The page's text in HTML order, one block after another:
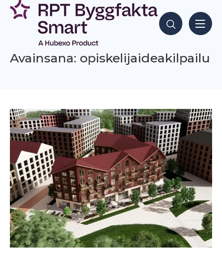
Siirry
sisältöön
Hae sisältöjä
Avainsana: opiskelijaideakilpailu